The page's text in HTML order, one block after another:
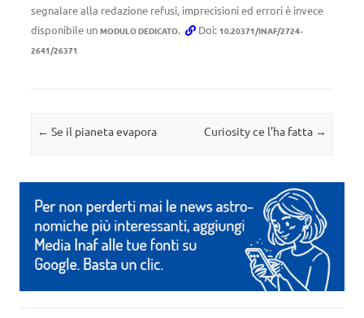
segnalare alla redazione refusi, imprecisioni ed errori è invece
disponibile un MODULO DEDICATO. Doi: 10.20371/INAF/2724-
2641/26371
Navigazione articolo
← Se il pianeta evapora Curiosity ce l’ha fatta →